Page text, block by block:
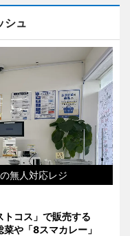
シュ
無人対応レジ
トコス」で販売する
菜や「8スマカレー」